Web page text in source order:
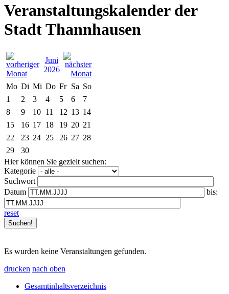
Veranstaltungskalender der
Stadt Thannhausen
Juni
2026
Mo Di Mi Do Fr Sa So
1
2 3 4 5 6
7
8
9 10 11 12 13 14
15
16 17 18 19 20 21
22
23 24 25 26 27 28
29
30
Hier können Sie gezielt suchen:
Kategorie
Suchwort
Datum
bis:
reset
Es wurden keine Veranstaltungen gefunden.
drucken nach oben
Gesamtinhaltsverzeichnis